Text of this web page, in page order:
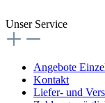
Unser Service
Angebote
Kontakt
Liefer- und